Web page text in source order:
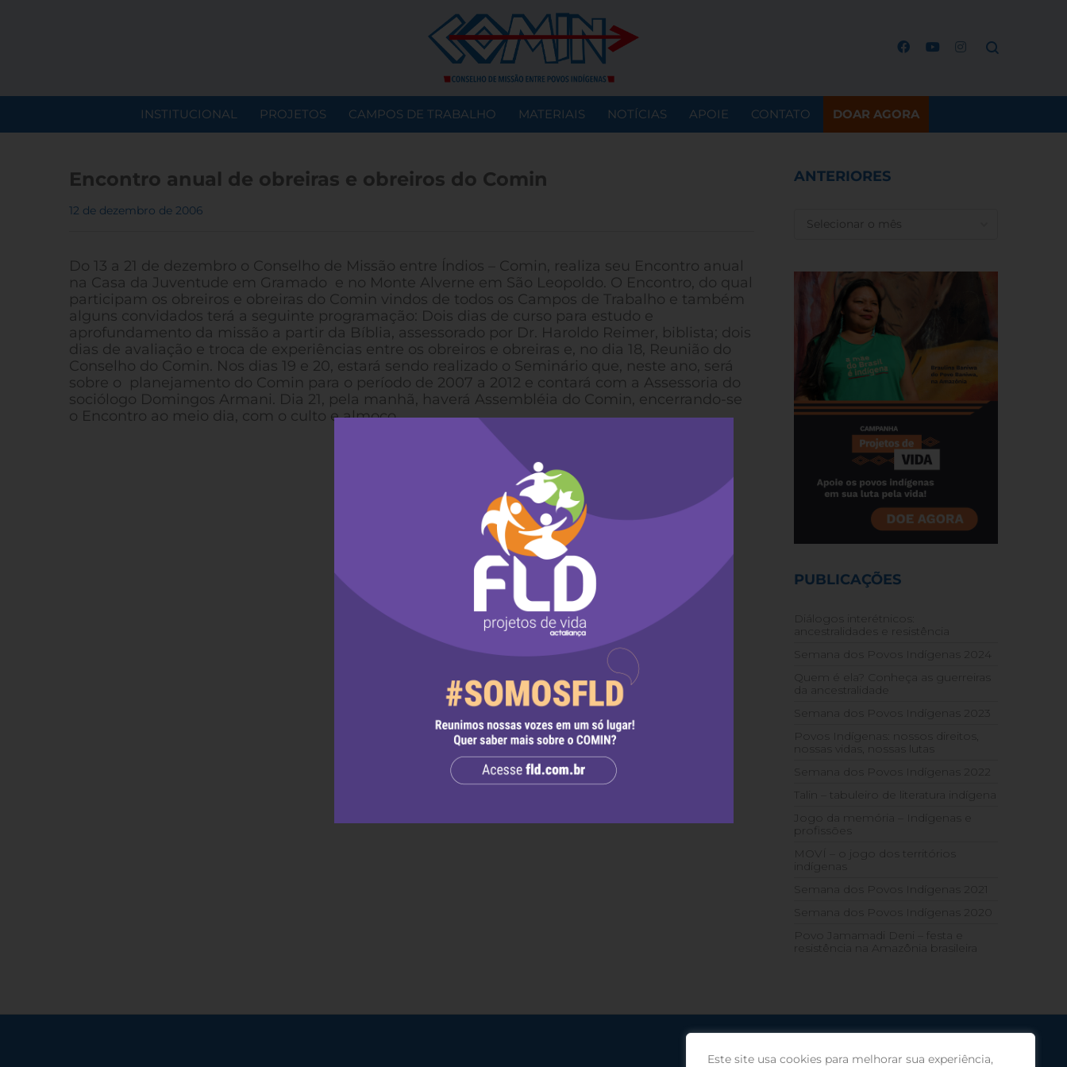
Este site usa cookies para melhorar sua experiência,
INSTITUCIONAL PROJETOS CAMPOS DE TRABALHO MATERIAIS NOTÍCIAS APOIE CONTATO DOAR AGORA
Encontro anual de obreiras e obreiros do Comin
12 de dezembro de 2006
Do 13 a 21 de dezembro o Conselho de Missão entre Índios – Comin, realiza seu Encontro anual
na Casa da Juventude em Gramado e no Monte Alverne em São Leopoldo. O Encontro, do qual
participam os obreiros e obreiras do Comin vindos de todos os Campos de Trabalho e também
alguns convidados terá a seguinte programação: Dois dias de curso para estudo e
aprofundamento da missão a partir da Bíblia, assessorado por Dr. Haroldo Reimer, biblista; dois
dias de avaliação e troca de experiências entre os obreiros e obreiras e, no dia 18, Reunião do
Conselho do Comin. Nos dias 19 e 20, estará sendo realizado o Seminário que, neste ano, será
sobre o planejamento do Comin para o período de 2007 a 2012 e contará com a Assessoria do
sociólogo Domingos Armani. Dia 21, pela manhã, haverá Assembléia do Comin, encerrando-se
o Encontro ao meio dia, com o culto e almoço.
ANTERIORES
PUBLICAÇÕES
Diálogos interétnicos:
ancestralidades e resistência
Semana dos Povos Indígenas 2024
Quem é ela? Conheça as guerreiras
da ancestralidade
Semana dos Povos Indígenas 2023
Povos Indígenas: nossos direitos,
nossas vidas, nossas lutas
Semana dos Povos Indígenas 2022
Talin – tabuleiro de literatura indígena
Jogo da memória – Indígenas e
profissões
MOVÍ – o jogo dos territórios
indígenas
Semana dos Povos Indígenas 2021
Semana dos Povos Indígenas 2020
Povo Jamamadi Deni – festa e
resistência na Amazônia brasileira